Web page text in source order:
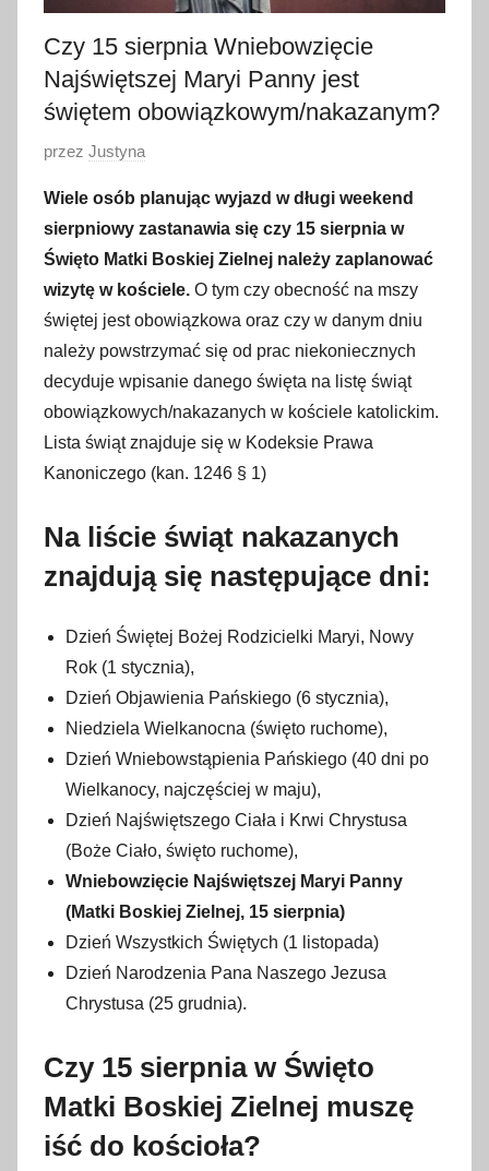
Czy 15 sierpnia Wniebowzięcie
Najświętszej Maryi Panny jest
świętem obowiązkowym/nakazanym?
O
u
b
l
i
k
o
w
a
n
o
z
e
w
przez Justyna
Wiele osób planując wyjazd w długi weekend
sierpniowy zastanawia się czy 15 sierpnia w
Święto Matki Boskiej Zielnej należy zaplanować
wizytę w kościele. O tym czy obecność na mszy
świętej jest obowiązkowa oraz czy w danym dniu
należy powstrzymać się od prac niekoniecznych
decyduje wpisanie danego święta na listę świąt
obowiązkowych/nakazanych w kościele katolickim.
Lista świąt znajduje się w Kodeksie Prawa
Kanoniczego (kan. 1246 § 1)
Na liście świąt nakazanych
znajdują się następujące dni:
Dzień Świętej Bożej Rodzicielki Maryi, Nowy
Rok (1 stycznia),
Dzień Objawienia Pańskiego (6 stycznia),
Niedziela Wielkanocna (święto ruchome),
Dzień Wniebowstąpienia Pańskiego (40 dni po
Wielkanocy, najczęściej w maju),
Dzień Najświętszego Ciała i Krwi Chrystusa
(Boże Ciało, święto ruchome),
Wniebowzięcie Najświętszej Maryi Panny
(Matki Boskiej Zielnej, 15 sierpnia)
Dzień Wszystkich Świętych (1 listopada)
Dzień Narodzenia Pana Naszego Jezusa
Chrystusa (25 grudnia).
Czy 15 sierpnia w Święto
Matki Boskiej Zielnej muszę
iść do kościoła?